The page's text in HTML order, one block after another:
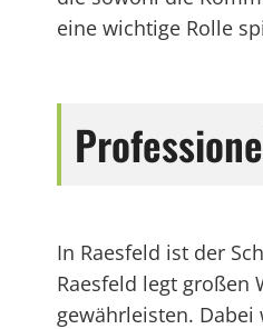
eine wichtige Rolle
In Raesfeld ist der
Raesfeld legt großen
gewährleisten.